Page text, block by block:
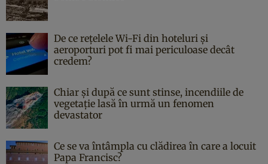
De ce rețelele Wi-Fi din hoteluri și
aeroporturi pot fi mai periculoase decât
credem?
Chiar și după ce sunt stinse, incendiile de
vegetație lasă în urmă un fenomen
devastator
Ce se va întâmpla cu clădirea în care a locuit
Papa Francisc?